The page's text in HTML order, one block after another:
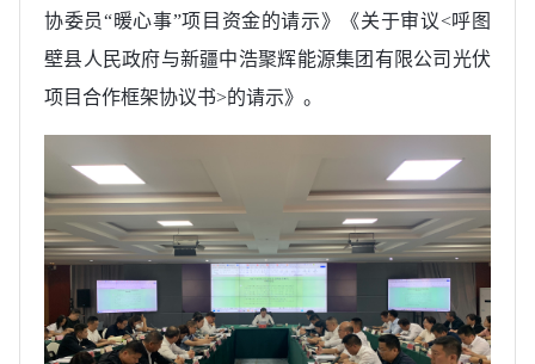
协委员“暖心事”项目资金的请示》《关于审议<呼图
壁县人民政府与新疆中浩聚辉能源集团有限公司光伏
项目合作框架协议书>的请示》。